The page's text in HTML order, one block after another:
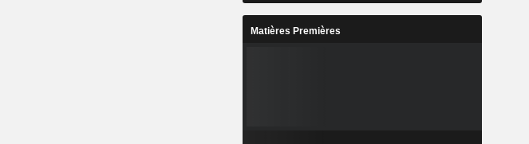
Matières Premières